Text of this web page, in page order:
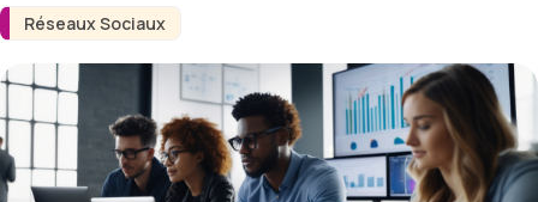
Réseaux Sociaux